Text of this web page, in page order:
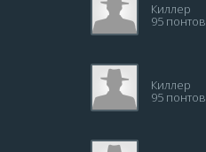
Киллер
95 понтов
Киллер
95 понтов